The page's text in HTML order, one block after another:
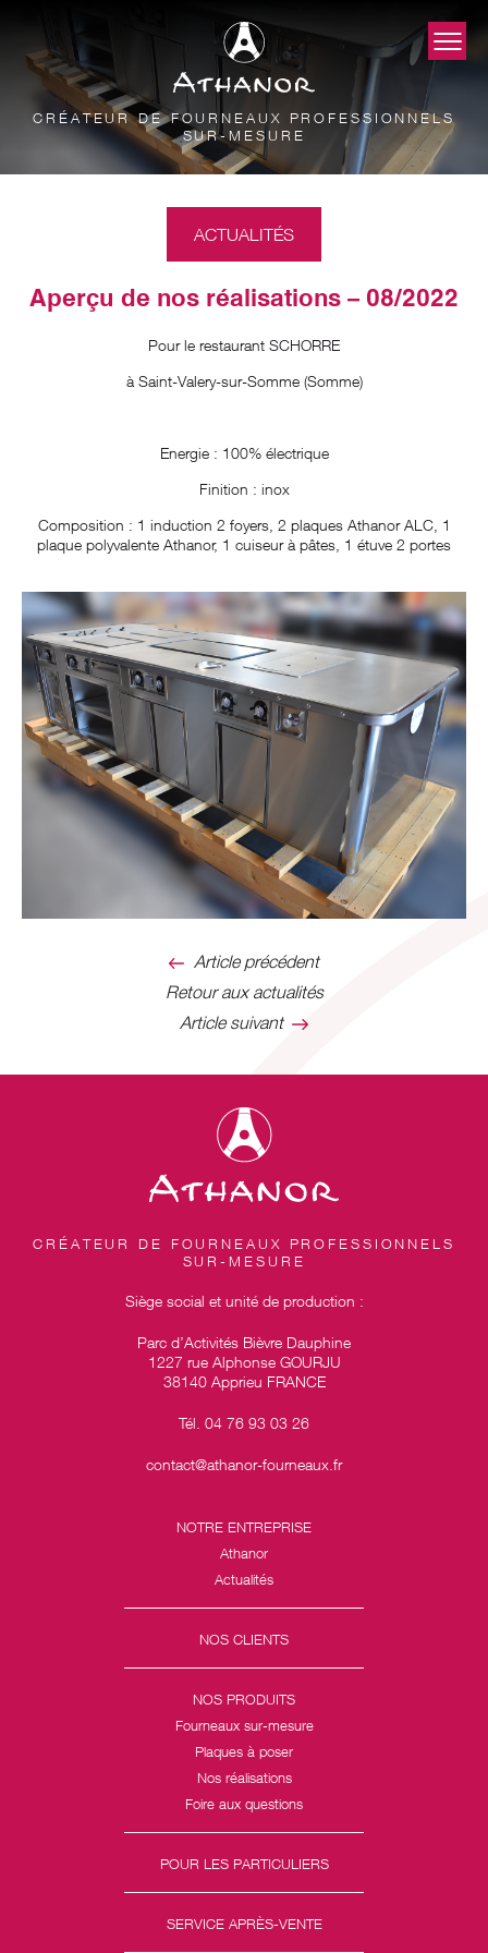
CRÉATEUR DE FOURNEAUX PROFESSIONNELS
SUR-MESURE
ACTUALITÉS
Aperçu de nos réalisations – 08/2022
Pour le restaurant SCHORRE
à Saint-Valery-sur-Somme (Somme)
Energie : 100% électrique
Finition : inox
Composition : 1 induction 2 foyers, 2 plaques Athanor ALC, 1
plaque polyvalente Athanor, 1 cuiseur à pâtes, 1 étuve 2 portes
Article précédent
Retour aux actualités
Article suivant
CRÉATEUR DE FOURNEAUX PROFESSIONNELS
SUR-MESURE
Siège social et unité de production :
Parc d’Activités Bièvre Dauphine
1227 rue Alphonse GOURJU
38140 Apprieu FRANCE
Tél. 04 76 93 03 26
contact@athanor-fourneaux.fr
NOTRE ENTREPRISE
Athanor
Actualités
NOS CLIENTS
NOS PRODUITS
Fourneaux sur-mesure
Plaques à poser
Nos réalisations
Foire aux questions
POUR LES PARTICULIERS
SERVICE APRÈS-VENTE